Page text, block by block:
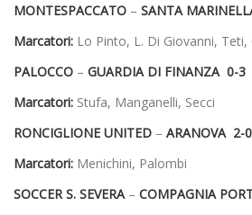
MONTESPACCATO – SANTA
Marcatori: Lo Pinto, L. Di Giovanni, Teti,
PALOCCO – GUARDIA DI FINANZA 0-3
Marcatori: Stufa, Manganelli, Secci
RONCIGLIONE UNITED – ARANOVA 2-0
Marcatori: Menichini, Palombi
SOCCER S. SEVERA – COMPAGNIA